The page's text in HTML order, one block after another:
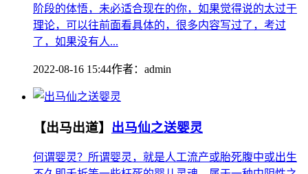
阶段的体悟，未必适合现在的你，如果觉得说的太过于
理论，可以往前面看具体的，很多内容写过了，考过
了，如果没有人...
2022-08-16 15:44作者： admin
【出马出道】 出马仙之送婴灵
何谓婴灵？所谓婴灵，就是人工流产或胎死腹中或出生